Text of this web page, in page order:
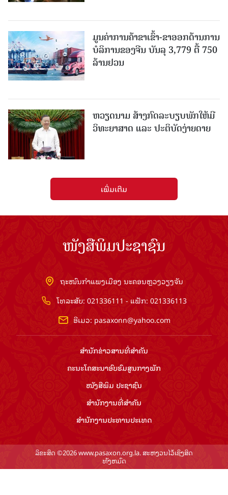
ມູນຄ່າການຄ້າຂາເຂົ້າ-ຂາອອກດ້ານການ
ບໍລິການຂອງຈີນ ບັນລຸ 3,779 ຕື້ 750
ລ້ານຢວນ
ຫວຽດນາມ ສ້າງກົດລະບຽບພັກໃຫ້ມີ
ວິທະຍາສາດ ແລະ ປະຕິບັດງ່າຍດາຍ
ເພີ່ມເຕີມ
ໜັງສືພິມປະຊາຊົນ
ຖະໜົນກຳແພງເມືອງ ນະຄອນຫຼວງວຽງຈັນ
ໂທລະສັບ: 021336111 - ແຟັກ: 021336113
ອີເມວ: pasaxonn@yahoo.com
ສຳ​ນັກ​ຂ່າວ​ສານ​ທີ່​ສຳ​ຄັນ​
ຄະນະໂຄສະນາອົບຮົມ​ສູນ​ກາງ​ພັກ
ໜັງສືພິມ ປະ​ຊາ​ຊົນ
ສຳ​ນັກ​ງານ​ທີ່​ສຳ​ຄັນ
ສຳ​ນັກ​ງານ​ປະ​ທານ​ປະ​ເທດ
ລິຂະສິດ ©2026 www.pasaxon.org.la. ສະຫງວນໄວ້ເຊິງສິດ
ທັງຫມົດ